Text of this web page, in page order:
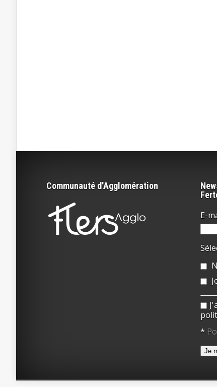
Communauté d'Agglomération
E-
*